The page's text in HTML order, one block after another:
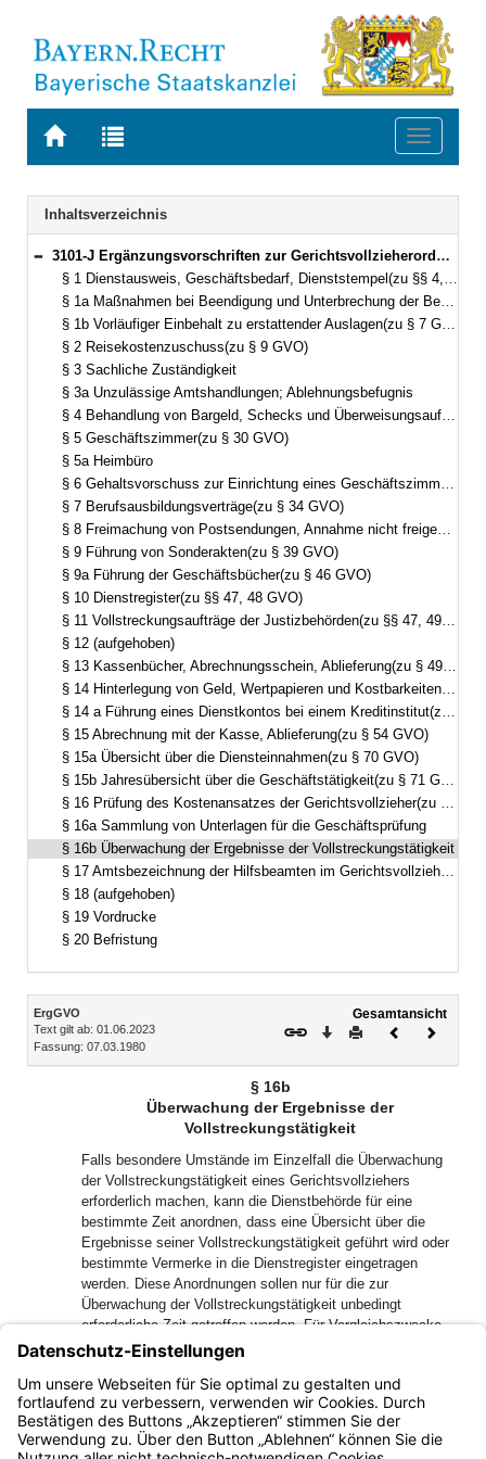
Zur
BAYERN.RECHT
Zur
letzten
Suche
Toggle
Navigation
Inhaltsverzeichnis
Bereich reduzieren
3101-J Ergänzungsvorschriften zur Gerichtsvollzieherordnung (ErgGVO) Bekanntmachung des Bayerischen Staatsministeriums der Justiz vom 7. März 1980, Az. 2344 - V - 76/80 (JMBl. S. 43) (§§ 1–20)
§ 1 Dienstausweis, Geschäftsbedarf, Dienststempel(zu §§ 4, 5, 36 GVO)
§ 1a Maßnahmen bei Beendigung und Unterbrechung der Beschäftigung(zu § 6 GVO)
§ 1b Vorläufiger Einbehalt zu erstattender Auslagen(zu § 7 GVO)
§ 2 Reisekostenzuschuss(zu § 9 GVO)
§ 3 Sachliche Zuständigkeit
§ 3a Unzulässige Amtshandlungen; Ablehnungsbefugnis
§ 4 Behandlung von Bargeld, Schecks und Überweisungsaufträgen durch die Verteilungsstelle(zu § 22 Abs. 6 GVO)
§ 5 Geschäftszimmer(zu § 30 GVO)
§ 5a Heimbüro
§ 6 Gehaltsvorschuss zur Einrichtung eines Geschäftszimmers(zu § 31 GVO)
§ 7 Berufsausbildungsverträge(zu § 34 GVO)
§ 8 Freimachung von Postsendungen, Annahme nicht freigemachter Sendungen(zu § 37 GVO)
§ 9 Führung von Sonderakten(zu § 39 GVO)
§ 9a Führung der Geschäftsbücher(zu § 46 GVO)
§ 10 Dienstregister(zu §§ 47, 48 GVO)
§ 11 Vollstreckungsaufträge der Justizbehörden(zu §§ 47, 49 GVO)
§ 12 (aufgehoben)
§ 13 Kassenbücher, Abrechnungsschein, Ablieferung(zu § 49 Abs. 6 GVO)
§ 14 Hinterlegung von Geld, Wertpapieren und Kostbarkeiten(zu § 51 GVO)
§ 14 a Führung eines Dienstkontos bei einem Kreditinstitut(zu § 52 Abs. 1 GVO)
§ 15 Abrechnung mit der Kasse, Ablieferung(zu § 54 GVO)
§ 15a Übersicht über die Diensteinnahmen(zu § 70 GVO)
§ 15b Jahresübersicht über die Geschäftstätigkeit(zu § 71 GVO)
§ 16 Prüfung des Kostenansatzes der Gerichtsvollzieher(zu §§ 72 ff. GVO)
§ 16a Sammlung von Unterlagen für die Geschäftsprüfung
§ 16b Überwachung der Ergebnisse der Vollstreckungstätigkeit
§ 17 Amtsbezeichnung der Hilfsbeamten im Gerichtsvollzieherdienst(zu § 81 GVO)
§ 18 (aufgehoben)
§ 19 Vordrucke
§ 20 Befristung
Inhalt
ErgGVO
Text gilt ab: 01.06.2023
Fassung: 07.03.1980
Gesamtansicht
Download
DruckenVorheriges
§ 16b
Überwachung der Ergebnisse der
Vollstreckungstätigkeit
Falls besondere Umstände im Einzelfall die Überwachung
der Vollstreckungstätigkeit eines Gerichtsvollziehers
erforderlich machen, kann die Dienstbehörde für eine
bestimmte Zeit anordnen, dass eine Übersicht über die
Ergebnisse seiner Vollstreckungstätigkeit geführt wird oder
bestimmte Vermerke in die Dienstregister eingetragen
werden. Diese Anordnungen sollen nur für die zur
Überwachung der Vollstreckungstätigkeit unbedingt
erforderliche Zeit getroffen werden. Für Vergleichszwecke
kann der Präsident des Oberlandesgerichts anordnen, dass
für kurze Zeiträume eine Übersicht über die Ergebnisse der
Vollstreckungstätigkeit der Gerichtsvollzieher eines oder
einzelner Amtsgerichte geführt wird.